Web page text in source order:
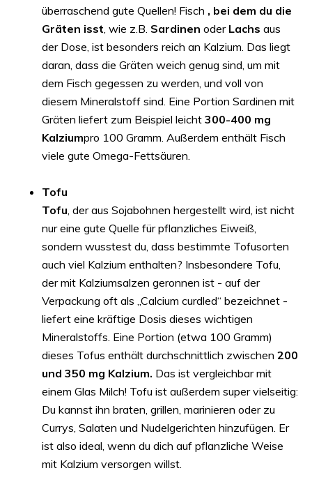
überraschend gute Quellen! Fisch , bei dem du die
Gräten isst , wie z.B. Sardinen oder Lachs aus
der Dose, ist besonders reich an Kalzium. Das liegt
daran, dass die Gräten weich genug sind, um mit
dem Fisch gegessen zu werden, und voll von
diesem Mineralstoff sind. Eine Portion Sardinen mit
Gräten liefert zum Beispiel leicht 300-400 mg
Kalziumpro 100 Gramm. Außerdem enthält Fisch
viele gute Omega-Fettsäuren.
Tofu
Tofu , der aus Sojabohnen hergestellt wird, ist nicht
nur eine gute Quelle für pflanzliches Eiweiß,
sondern wusstest du, dass bestimmte Tofusorten
auch viel Kalzium enthalten? Insbesondere Tofu,
der mit Kalziumsalzen geronnen ist - auf der
Verpackung oft als „Calcium curdled“ bezeichnet -
liefert eine kräftige Dosis dieses wichtigen
Mineralstoffs. Eine Portion (etwa 100 Gramm)
dieses Tofus enthält durchschnittlich zwischen 200
und 350 mg Kalzium. Das ist vergleichbar mit
einem Glas Milch! Tofu ist außerdem super vielseitig:
Du kannst ihn braten, grillen, marinieren oder zu
Currys, Salaten und Nudelgerichten hinzufügen. Er
ist also ideal, wenn du dich auf pflanzliche Weise
mit Kalzium versorgen willst.